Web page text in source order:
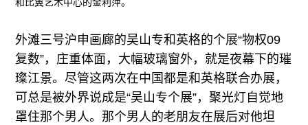
外滩三号沪申画廊的吴山专和英格的个展“物权09
复数”，庄重体面，大幅玻璃窗外，就是夜幕下的璀
璨江景。尽管这两次在中国都是和英格联合办展，
可总是被外界说成是“吴山专个展”，聚光灯自觉地
罩住那个男人。那个男人的老朋友在展后对他坦